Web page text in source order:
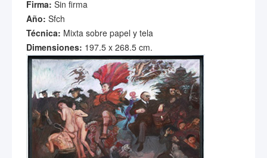
Firma: Sin firma
Año: Sfch
Técnica: Mixta sobre papel y tela
Dimensiones: 197.5 x 268.5 cm.